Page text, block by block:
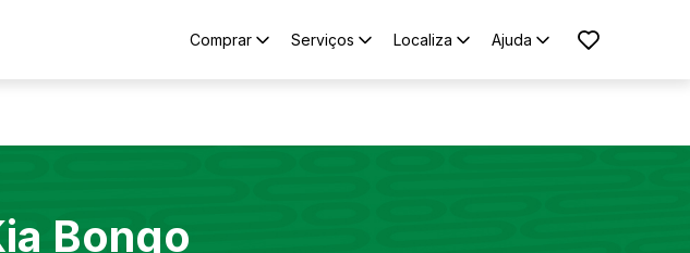
Comprar Serviços Localiza Ajuda
Bongo